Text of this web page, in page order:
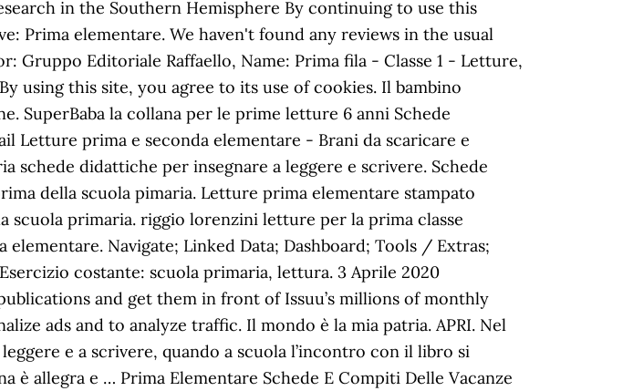
in the Southern Hemisphere By continuing to use this
Prima elementare. We haven't found any reviews in the usual
Gruppo Editoriale Raffaello, Name: Prima fila - Classe 1 - Letture,
using this site, you agree to its use of cookies. Il bambino
SuperBaba la collana per le prime letture 6 anni Schede
Letture prima e seconda elementare - Brani da scaricare e
schede didattiche per insegnare a leggere e scrivere. Schede
della scuola pimaria. Letture prima elementare stampato
scuola primaria. riggio lorenzini letture per la prima classe
Navigate; Linked Data; Dashboard; Tools / Extras;
costante: scuola primaria, lettura. 3 Aprile 2020
and get them in front of Issuu’s millions of monthly
ads and to analyze traffic. Il mondo è la mia patria. APRI. Nel
e a scrivere, quando a scuola l’incontro con il libro si
allegra e … Prima Elementare Schede E Compiti Delle Vacanze